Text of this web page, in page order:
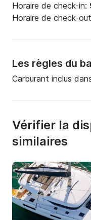
Horaire de check-in:
Horaire de check-
Les règles du
Carburant inclus
Vérifier la
similaires